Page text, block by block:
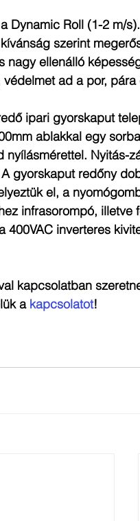
Dynamic Roll (1-2 m/
szerint
nagy ellenálló
ad a por, pára
ipari gyorskaput
ablakkal egy
Nyitás-
gyorskaput redőny
el, a
infrasorompó, illetve
inverteres
kapcsolatban
a kapcsolatot!